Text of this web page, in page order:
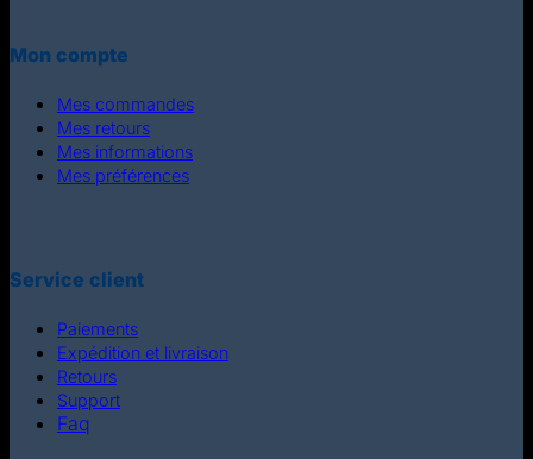
Mon compte
Mes commandes
Mes retours
Mes informations
Mes préférences
Service client
Paiements
Expédition et livraison
Retours
Support
Faq